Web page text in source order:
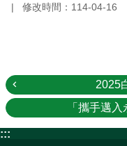
修改時間：114-04-16
2025
「攜手邁
:::